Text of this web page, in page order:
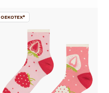
OEKOTEX®